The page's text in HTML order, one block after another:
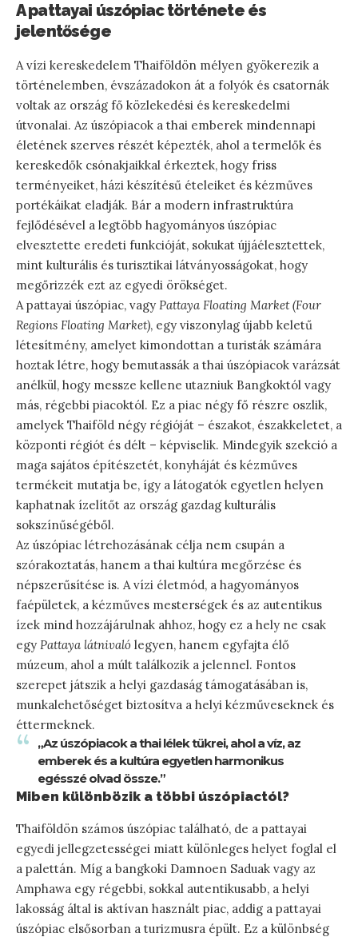
A pattayai úszópiac története és
jelentősége
A vízi kereskedelem Thaiföldön mélyen gyökerezik a
történelemben, évszázadokon át a folyók és csatornák
voltak az ország fő közlekedési és kereskedelmi
útvonalai. Az úszópiacok a thai emberek mindennapi
életének szerves részét képezték, ahol a termelők és
kereskedők csónakjaikkal érkeztek, hogy friss
terményeiket, házi készítésű ételeiket és kézműves
portékáikat eladják. Bár a modern infrastruktúra
fejlődésével a legtöbb hagyományos úszópiac
elvesztette eredeti funkcióját, sokukat újjáélesztettek,
mint kulturális és turisztikai látványosságokat, hogy
megőrizzék ezt az egyedi örökséget.
A pattayai úszópiac, vagy Pattaya Floating Market (Four
Regions Floating Market), egy viszonylag újabb keletű
létesítmény, amelyet kimondottan a turisták számára
hoztak létre, hogy bemutassák a thai úszópiacok varázsát
anélkül, hogy messze kellene utazniuk Bangkoktól vagy
más, régebbi piacoktól. Ez a piac négy fő részre oszlik,
amelyek Thaiföld négy régióját – északot, északkeletet, a
központi régiót és délt – képviselik. Mindegyik szekció a
maga sajátos építészetét, konyháját és kézműves
termékeit mutatja be, így a látogatók egyetlen helyen
kaphatnak ízelítőt az ország gazdag kulturális
sokszínűségéből.
Az úszópiac létrehozásának célja nem csupán a
szórakoztatás, hanem a thai kultúra megőrzése és
népszerűsítése is. A vízi életmód, a hagyományos
faépületek, a kézműves mesterségek és az autentikus
ízek mind hozzájárulnak ahhoz, hogy ez a hely ne csak
egy Pattaya látnivaló legyen, hanem egyfajta élő
múzeum, ahol a múlt találkozik a jelennel. Fontos
szerepet játszik a helyi gazdaság támogatásában is,
munkalehetőséget biztosítva a helyi kézműveseknek és
éttermeknek.
„Az úszópiacok a thai lélek tükrei, ahol a víz, az
emberek és a kultúra egyetlen harmonikus
egésszé olvad össze.”
Miben különbözik a többi úszópiactól?
Thaiföldön számos úszópiac található, de a pattayai
egyedi jellegzetességei miatt különleges helyet foglal el
a palettán. Míg a bangkoki Damnoen Saduak vagy az
Amphawa egy régebbi, sokkal autentikusabb, a helyi
lakosság által is aktívan használt piac, addig a pattayai
úszópiac elsősorban a turizmusra épült. Ez a különbség